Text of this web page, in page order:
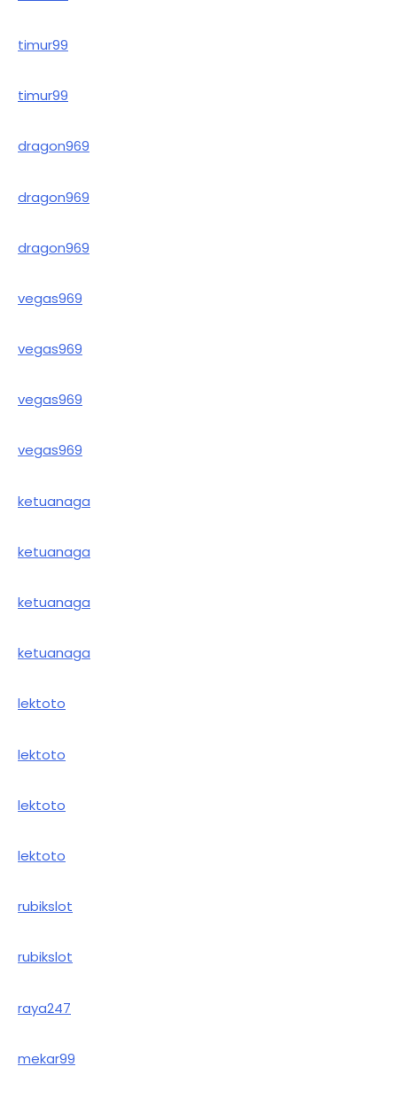
timur99
timur99
dragon969
dragon969
dragon969
vegas969
vegas969
vegas969
vegas969
ketuanaga
ketuanaga
ketuanaga
ketuanaga
lektoto
lektoto
lektoto
lektoto
rubikslot
rubikslot
raya247
mekar99